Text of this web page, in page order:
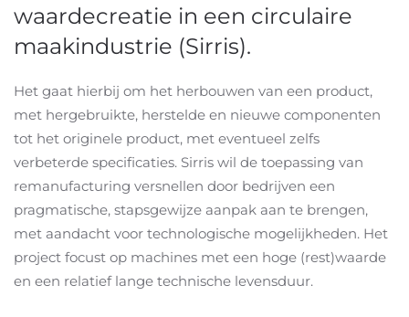
waardecreatie in een circulaire
maakindustrie (Sirris).
Het gaat hierbij om het herbouwen van een product,
met hergebruikte, herstelde en nieuwe componenten
tot het originele product, met eventueel zelfs
verbeterde specificaties. Sirris wil de toepassing van
remanufacturing versnellen door bedrijven een
pragmatische, stapsgewijze aanpak aan te brengen,
met aandacht voor technologische mogelijkheden. Het
project focust op machines met een hoge (rest)waarde
en een relatief lange technische levensduur.